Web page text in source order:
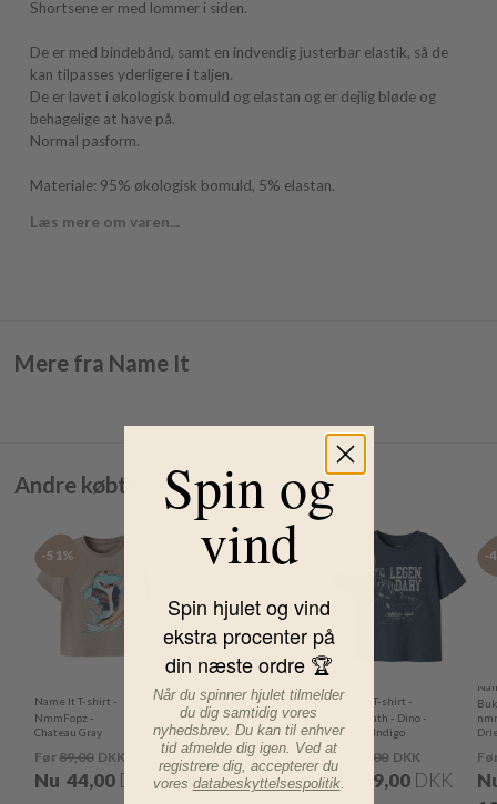
Shortsene er med lommer i siden.
De er med bindebånd, samt en indvendig justerbar elastik, så de
kan tilpasses yderligere i taljen.
De er lavet i økologisk bomuld og elastan og er dejlig bløde og
behagelige at have på.
Normal pasform.
Materiale: 95% økologisk bomuld, 5% elastan.
Læs mere om varen...
Mere fra Name It
Andre købte også
-51%
Name It T-shirt -
NmmFopz -
Chateau Gray
Før 89,00DKK
Nu44,00 DKK
-50%
Name It
Badebukser -
NmmZakron -
Limpet Shell
Før119,00DKK
Nu59,00DKK
Name It T-shirt -
NmmFeath - Dino -
Vintage Indigo
Før 99,00 DKK
Nu 49,00 DKK
-
Spin og
vind
Spin hjulet og vind
ekstra procenter på
din næste ordre 🏆
Når du spinner hjulet tilmelder
du dig samtidig vores
nyhedsbrev. Du kan til enhver
tid afmelde dig igen. Ved at
registrere dig, accepterer du
vores databeskyttelsespolitik.